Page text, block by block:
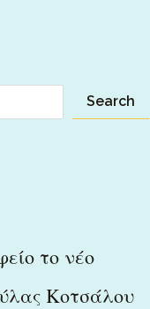
Search
το νέο
Κοτσάλου